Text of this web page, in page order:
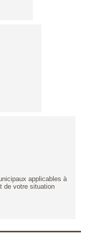
applicables à
de votre situation